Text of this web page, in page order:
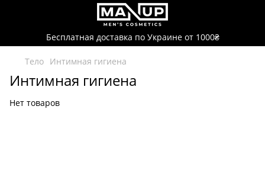
Бесплатная доставка по Украине от 1000₴
Тело Интимная гигиена
Интимная гигиена
Нет товаров